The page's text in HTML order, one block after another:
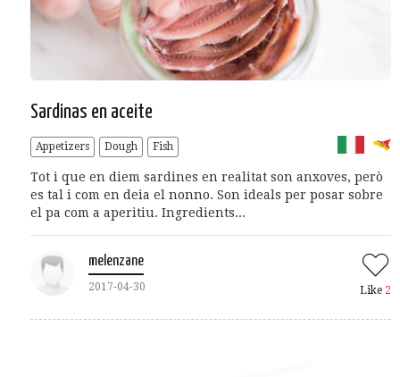
Sardinas en aceite
Appetizers Dough Fish
Tot i que en diem sardines en realitat son anxoves, però
es tal i com en deia el nonno. Son ideals per posar sobre
el pa com a aperitiu. Ingredients...
melenzane
2017-04-30 Like 2